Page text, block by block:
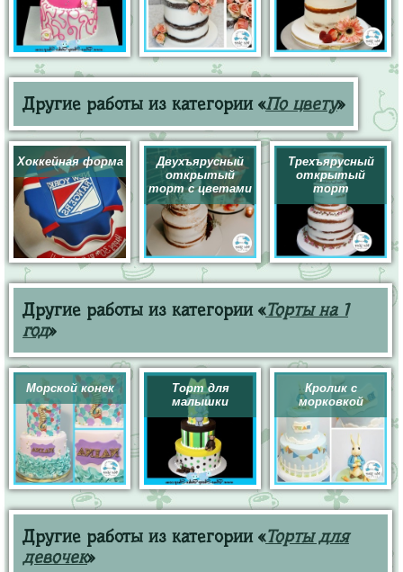
Другие работы из категории «По цвету»
Хоккейная форма
Двухъярусный
открытый
торт с цветами
Трехъярусный
открытый
торт
Другие работы из категории «Торты на 1
год»
Морской конек
Торт для
малышки
Кролик с
морковкой
Другие работы из категории «Торты для
девочек»